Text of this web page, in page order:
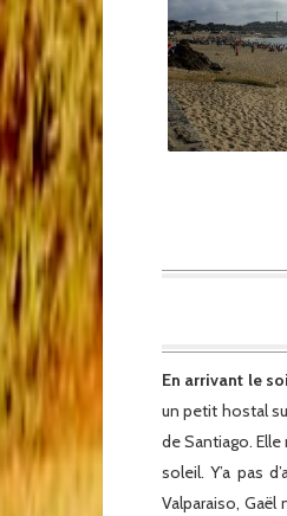
En arrivant le
un petit hostal
de Santiago.
soleil. Y’a pas
Valparaiso,